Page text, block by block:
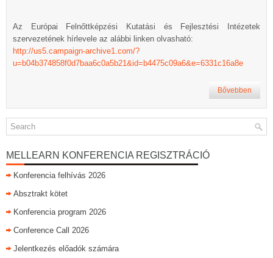
Az Európai Felnőttképzési Kutatási és Fejlesztési Intézetek
szervezetének hírlevele az alábbi linken olvasható:
http://us5.campaign-archive1.com/?
u=b04b374858f0d7baa6c0a5b21&id=b4475c09a6&e=6331c16a8e
Bővebben
MELLEARN KONFERENCIA REGISZTRÁCIÓ
Konferencia felhívás 2026
Absztrakt kötet
Konferencia program 2026
Conference Call 2026
Jelentkezés előadók számára